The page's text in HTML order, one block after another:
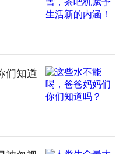
们知道